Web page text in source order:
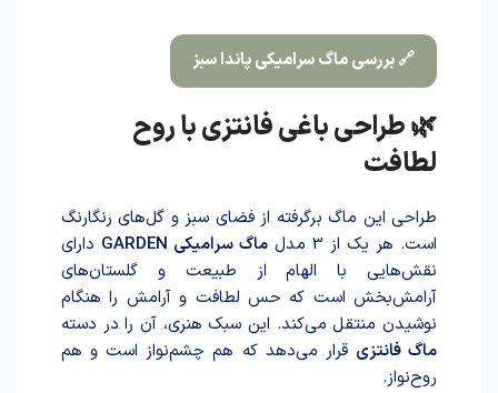
🔗 بررسی ماگ سرامیکی پاندا سبز
🌿 طراحی باغی فانتزی با روح
لطافت
طراحی این ماگ برگرفته از فضای سبز و گل‌های رنگارنگ
است. هر یک از 3 مدل
ماگ سرامیکی GARDEN
دارای
نقش‌هایی با الهام از طبیعت و گلستان‌های
آرامش‌بخش است که حس لطافت و آرامش را هنگام
نوشیدن منتقل می‌کند. این سبک هنری، آن را در دسته
ماگ فانتزی قرار می‌دهد که هم چشم‌نواز است و هم
روح‌نواز.